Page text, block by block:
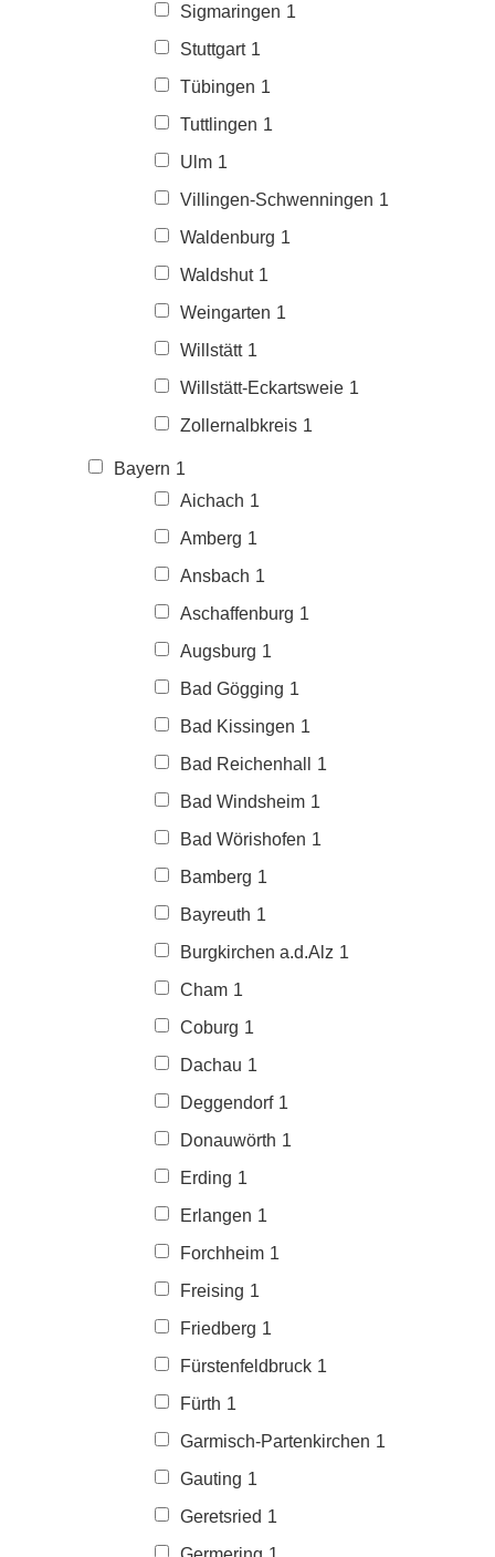
Sigmaringen 1
Stuttgart 1
Tübingen 1
Tuttlingen 1
Ulm 1
Villingen-Schwenningen 1
Waldenburg 1
Waldshut 1
Weingarten 1
Willstätt 1
Willstätt-Eckartsweie 1
Zollernalbkreis 1
Bayern 1
Aichach 1
Amberg 1
Ansbach 1
Aschaffenburg 1
Augsburg 1
Bad Gögging 1
Bad Kissingen 1
Bad Reichenhall
1
Bad Windsheim 1
Bad Wörishofen 1
Bamberg 1
Bayreuth 1
Burgkirchen a.d.Alz 1
Cham 1
Coburg 1
Dachau 1
Deggendorf 1
Donauwörth 1
Erding 1
Erlangen 1
Forchheim 1
Freising 1
Friedberg 1
Fürstenfeldbruck 1
Fürth 1
Garmisch-Partenkirchen 1
Gauting 1
Geretsried 1